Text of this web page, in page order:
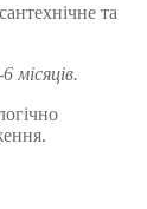
та
місяців.